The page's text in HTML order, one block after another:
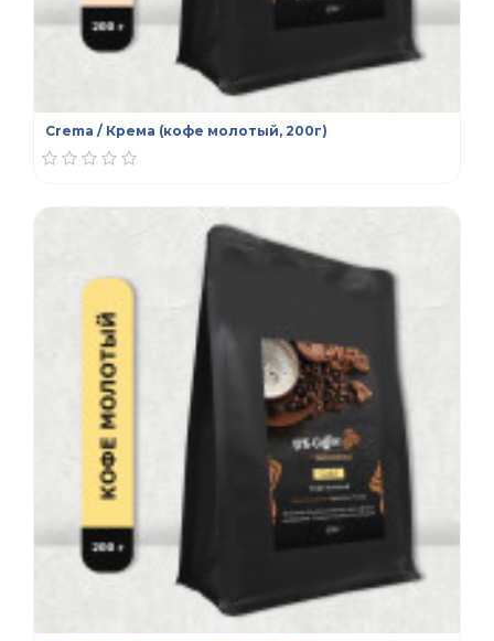
Crema / Крема (кофе молотый, 200г)